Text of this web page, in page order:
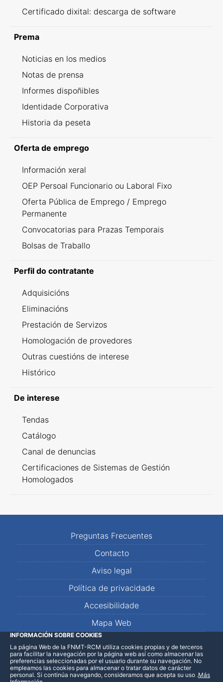
Certificado dixital: descarga de software
Prema
Noticias en los medios
Notas de prensa
Informes dispoñibles
Identidade Corporativa
Historia da peseta
Oferta de emprego
Información xeral
OEP Persoal Funcionario ou Laboral Fixo
Oferta Pública de Emprego / Emprego
Permanente
Convocatorias para Prazas Temporais
Bolsas de Traballo
Perfil do contratante
Adquisicións
Eliminacións
Prestación de Servizos
Homologación de provedores
Outras cuestións de interese
Histórico
De interese
Tendas
Catálogo
Canal de denuncias
Certificaciones de Sistemas de Gestión
Homologados
Preguntas Frecuentes
Contacto
Aviso legal
Política de privacidade
Accesibilidade
Mapa Web
LinkedInFacebookWhatsApp
INFORMACIÓN SOBRE COOKIES
La página Web de la FNMT-RCM utiliza cookies propias y de terceros
para facilitar la navegación por la página web así como almacenar las
preferencias seleccionadas por el usuario durante su navegación. No
empleamos las cookies para almacenar o tratar datos de carácter
personal. Si continúa navegando, consideramos que acepta su uso .Más